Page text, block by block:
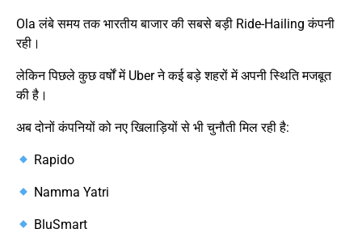
Ola लंबे समय तक भारतीय बाजार की सबसे बड़ी Ride-Hailing कंपनी
रही।
लेकिन पिछले कुछ वर्षों में Uber ने कई बड़े शहरों में अपनी स्थिति मजबूत
की है।
अब दोनों कंपनियों को नए खिलाड़ियों से भी चुनौती मिल रही है:
Rapido
Namma Yatri
BluSmart